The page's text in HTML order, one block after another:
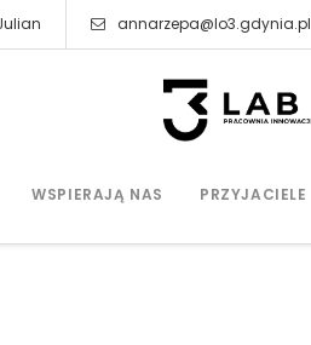
annarzepa@lo3.gdynia.pl
WSPIERAJĄ NAS PRZYJACIELE